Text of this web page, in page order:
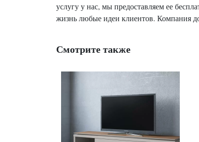
услугу у нас, мы предоставляем ее
жизнь любые идеи клиентов. Компания
Смотрите также